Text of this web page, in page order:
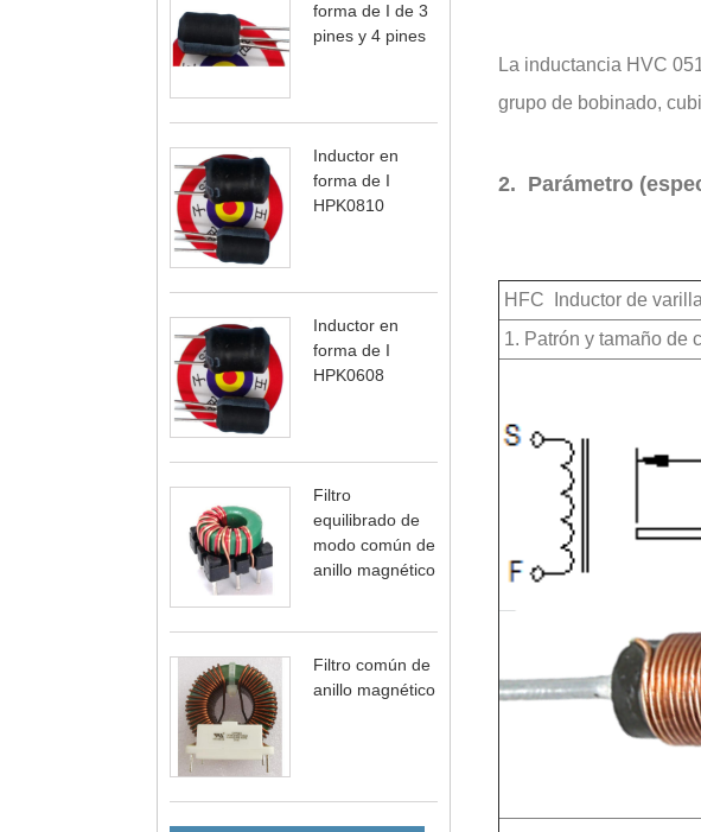
forma de I de 3
pines y 4 pines
Inductor en
forma de I
HPK0810
Inductor en
forma de I
HPK0608
Filtro
equilibrado de
modo común de
anillo magnético
Filtro común de
anillo magnético
La inductancia HVC
grupo de bobinado,
2. Parámetro
HFC Inductor de
1. Patrón y tamaño de